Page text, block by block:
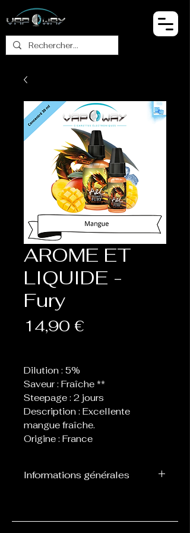
AROME ET
LIQUIDE -
Fury
14,90 €
Dilution : 5%
Saveur : Fraîche **
Steepage : 2 jours
Description : Excellente
mangue fraîche.
Origine : France
Informations générales